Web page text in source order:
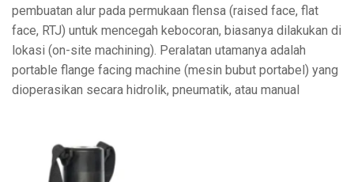
pembuatan alur pada permukaan flensa (raised face, flat
face, RTJ) untuk mencegah kebocoran, biasanya dilakukan di
lokasi (on-site machining). Peralatan utamanya adalah
portable flange facing machine (mesin bubut portabel) yang
dioperasikan secara hidrolik, pneumatik, atau manual